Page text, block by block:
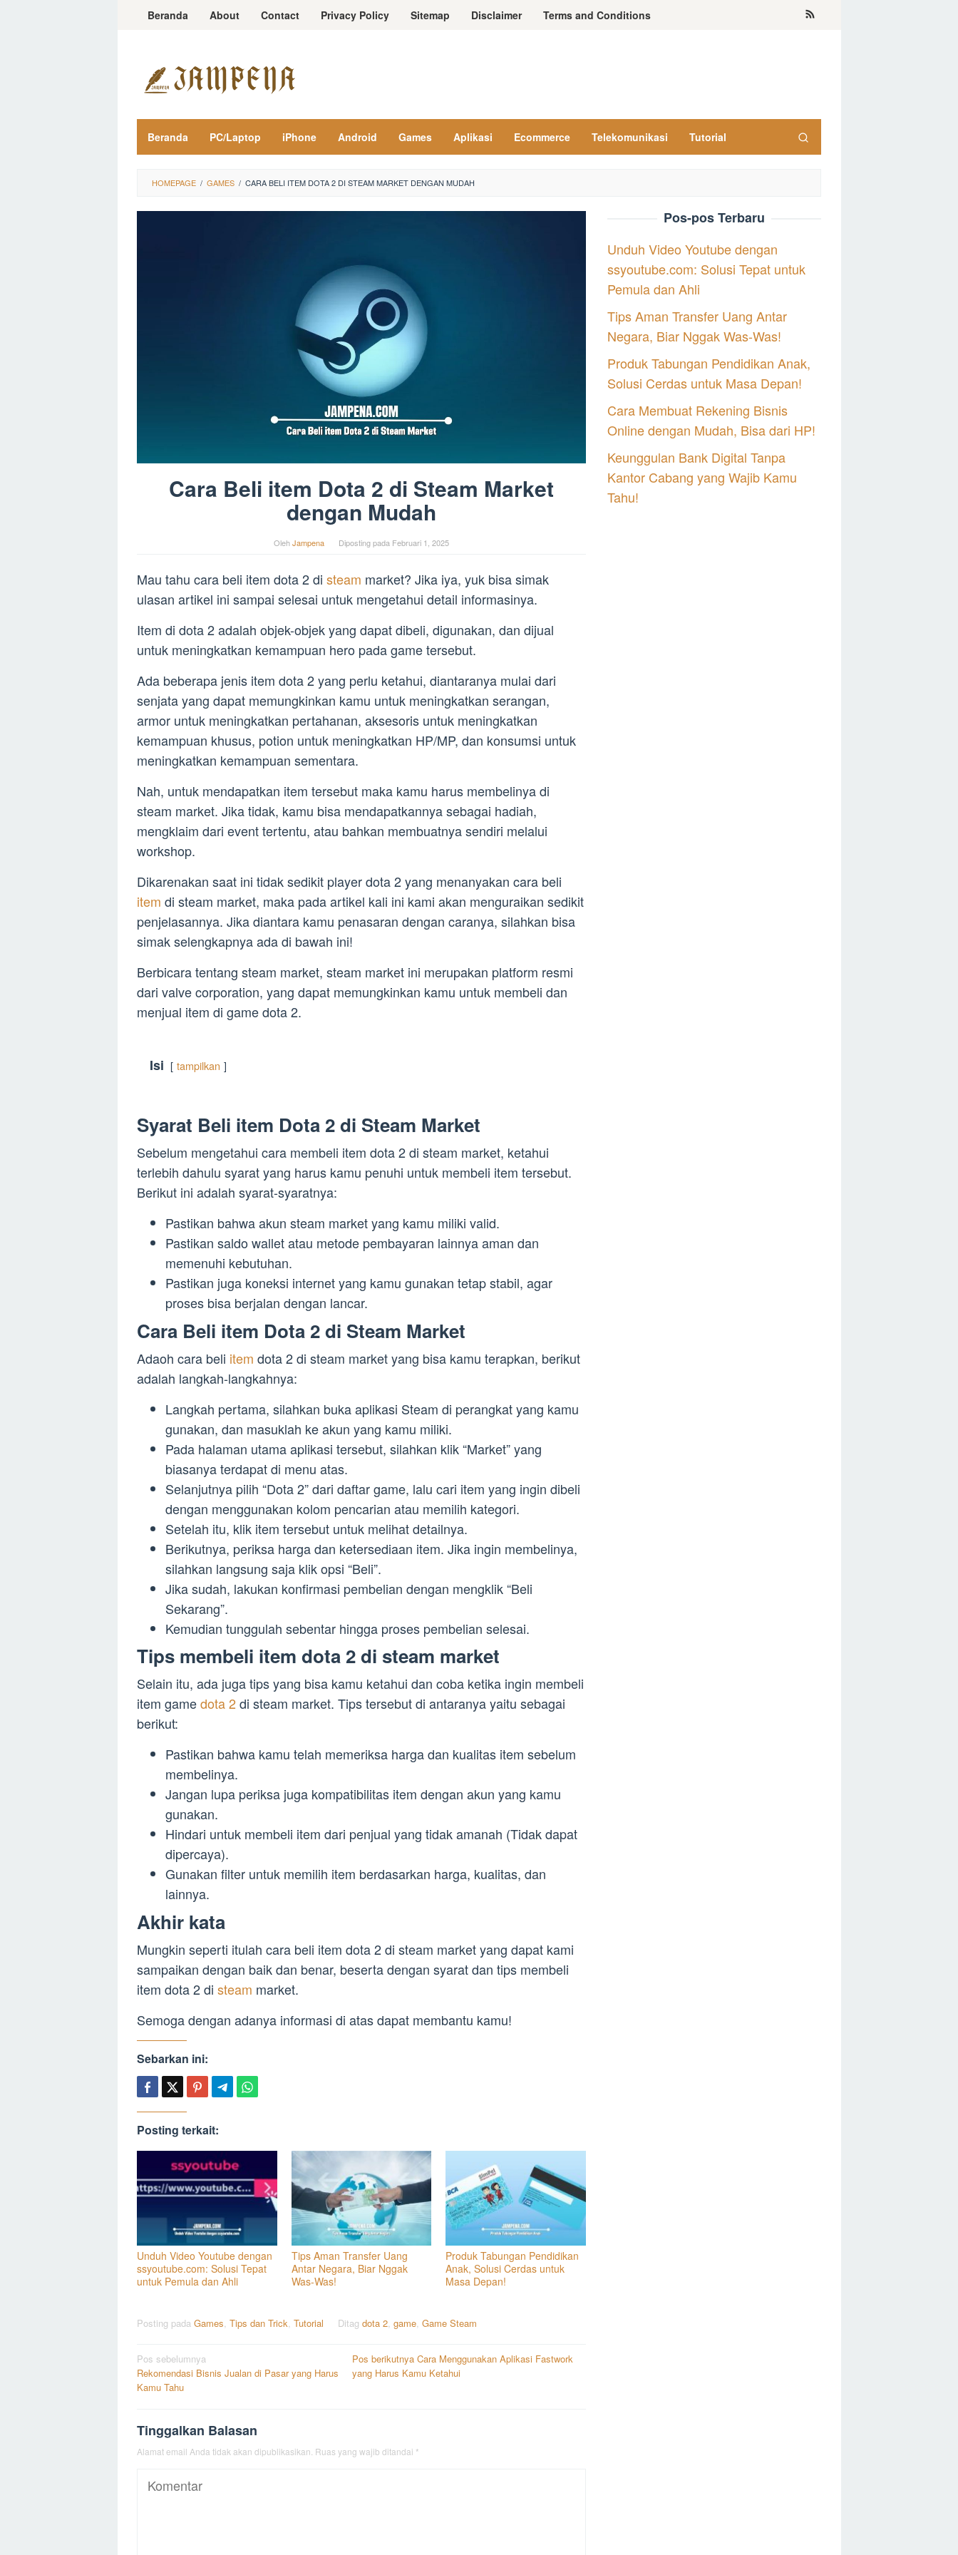
LoncatBeranda About Contact Privacy Policy Sitemap Disclaimer Terms and Conditions
Beranda PC/Laptop iPhone Android Games Aplikasi Ecommerce Telekomunikasi Tutorial
HOMEPAGE / GAMES / CARA BELI ITEM DOTA 2 DI STEAM MARKET DENGAN MUDAH
Cara Beli item Dota 2 di Steam Market
dengan Mudah
OlehJampena Diposting pada Februari 1, 2025
Mau tahu cara beli item dota 2 di steam market? Jika iya, yuk bisa simak
ulasan artikel ini sampai selesai untuk mengetahui detail informasinya.
Item di dota 2 adalah objek-objek yang dapat dibeli, digunakan, dan dijual
untuk meningkatkan kemampuan hero pada game tersebut.
Ada beberapa jenis item dota 2 yang perlu ketahui, diantaranya mulai dari
senjata yang dapat memungkinkan kamu untuk meningkatkan serangan,
armor untuk meningkatkan pertahanan, aksesoris untuk meningkatkan
kemampuan khusus, potion untuk meningkatkan HP/MP, dan konsumsi untuk
meningkatkan kemampuan sementara.
Nah, untuk mendapatkan item tersebut maka kamu harus membelinya di
steam market. Jika tidak, kamu bisa mendapatkannya sebagai hadiah,
mengklaim dari event tertentu, atau bahkan membuatnya sendiri melalui
workshop.
Dikarenakan saat ini tidak sedikit player dota 2 yang menanyakan cara beli
item di steam market, maka pada artikel kali ini kami akan menguraikan sedikit
penjelasannya. Jika diantara kamu penasaran dengan caranya, silahkan bisa
simak selengkapnya ada di bawah ini!
Berbicara tentang steam market, steam market ini merupakan platform resmi
dari valve corporation, yang dapat memungkinkan kamu untuk membeli dan
menjual item di game dota 2.
Isi tampilkan
Syarat Beli item Dota 2 di Steam Market
Sebelum mengetahui cara membeli item dota 2 di steam market, ketahui
terlebih dahulu syarat yang harus kamu penuhi untuk membeli item tersebut.
Berikut ini adalah syarat-syaratnya:
Pastikan bahwa akun steam market yang kamu miliki valid.
Pastikan saldo wallet atau metode pembayaran lainnya aman dan
memenuhi kebutuhan.
Pastikan juga koneksi internet yang kamu gunakan tetap stabil, agar
proses bisa berjalan dengan lancar.
Cara Beli item Dota 2 di Steam Market
Adaoh cara beli item dota 2 di steam market yang bisa kamu terapkan, berikut
adalah langkah-langkahnya:
Langkah pertama, silahkan buka aplikasi Steam di perangkat yang kamu
gunakan, dan masuklah ke akun yang kamu miliki.
Pada halaman utama aplikasi tersebut, silahkan klik “Market” yang
biasanya terdapat di menu atas.
Selanjutnya pilih “Dota 2” dari daftar game, lalu cari item yang ingin dibeli
dengan menggunakan kolom pencarian atau memilih kategori.
Setelah itu, klik item tersebut untuk melihat detailnya.
Berikutnya, periksa harga dan ketersediaan item. Jika ingin membelinya,
silahkan langsung saja klik opsi “Beli”.
Jika sudah, lakukan konfirmasi pembelian dengan mengklik “Beli
Sekarang”.
Kemudian tunggulah sebentar hingga proses pembelian selesai.
Tips membeli item dota 2 di steam market
Selain itu, ada juga tips yang bisa kamu ketahui dan coba ketika ingin membeli
item gamedota 2di steam market. Tips tersebut di antaranya yaitu sebagai
berikut:
Pastikan bahwa kamu telah memeriksa harga dan kualitas item sebelum
membelinya.
Jangan lupa periksa juga kompatibilitas item dengan akun yang kamu
gunakan.
Hindari untuk membeli item dari penjual yang tidak amanah (Tidak dapat
dipercaya).
Gunakan filter untuk memilih item berdasarkan harga, kualitas, dan
lainnya.
Akhir kata
Mungkin seperti itulah cara beli item dota 2 di steam market yang dapat kami
sampaikan dengan baik dan benar, beserta dengan syarat dan tips membeli
item dota 2 di steam market.
Semoga dengan adanya informasi di atas dapat membantu kamu!
Sebarkan ini:
Posting terkait:
Unduh Video Youtube dengan
ssyoutube.com: Solusi Tepat
untuk Pemula dan Ahli
Tips Aman Transfer Uang
Antar Negara, Biar Nggak
Was-Was!
Produk Tabungan Pendidikan
Anak, Solusi Cerdas untuk
Masa Depan!
Posting pada Games Tips dan Trick Tutorial Ditag dota 2 game Game Steam
Navigasi
pos
Pos sebelumnya
Rekomendasi Bisnis Jualan di Pasar yang Harus
Kamu Tahu
Pos berikutnya Cara Menggunakan Aplikasi Fastwork
yang Harus Kamu Ketahui
Tinggalkan Balasan
Alamat email Anda tidak akan dipublikasikan. Ruas yang wajib ditandai *
Pos-pos Terbaru
Unduh Video Youtube dengan
ssyoutube.com: Solusi Tepat untuk
Pemula dan Ahli
Tips Aman Transfer Uang Antar
Negara, Biar Nggak Was-Was!
Produk Tabungan Pendidikan Anak,
Solusi Cerdas untuk Masa Depan!
Cara Membuat Rekening Bisnis
Online dengan Mudah, Bisa dari HP!
Keunggulan Bank Digital Tanpa
Kantor Cabang yang Wajib Kamu
Tahu!